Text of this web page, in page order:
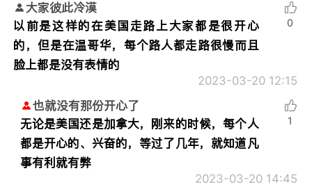
大家彼此冷漠
以前是这样的在美国走路上大家都是很开心
的，但是在温哥华，每个路人都走路很慢而且
脸上都是没有表情的
2023-03-20 12:15
0
也就没有那份开心了
无论是美国还是加拿大，刚来的时候，每个人
都是开心的、兴奋的，等过了几年，就知道凡
事有利就有弊
2023-03-20 14:45
1